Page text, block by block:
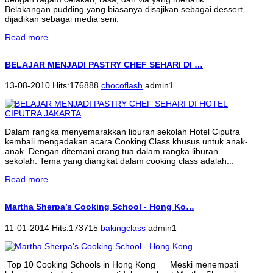
Belakangan pudding yang biasanya disajikan sebagai dessert,
dijadikan sebagai media seni.
Read more
BELAJAR MENJADI PASTRY CHEF SEHARI DI …
13-08-2010 Hits:176888 chocoflash admin1
Dalam rangka menyemarakkan liburan sekolah Hotel Ciputra
kembali mengadakan acara Cooking Class khusus untuk anak-
anak. Dengan ditemani orang tua dalam rangka liburan
sekolah. Tema yang diangkat dalam cooking class adalah...
Read more
Martha Sherpa’s Cooking School - Hong Ko…
11-01-2014 Hits:173715 bakingclass admin1
Top 10 Cooking Schools in Hong Kong Meski menempati